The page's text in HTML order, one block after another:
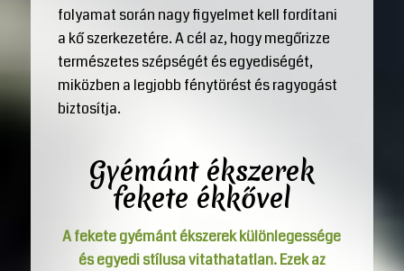
folyamat során nagy figyelmet kell fordítani
a kő szerkezetére. A cél az, hogy megőrizze
természetes szépségét és egyediségét,
miközben a legjobb fénytörést és ragyogást
biztosítja.
Gyémánt ékszerek
fekete ékkővel
A fekete gyémánt ékszerek különlegessége
és egyedi stílusa vitathatatlan. Ezek az